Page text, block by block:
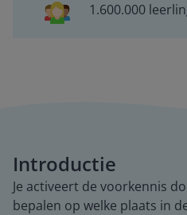
1.600.000
Introductie
Je activeert de voorkennis
bepalen op welke plaats in